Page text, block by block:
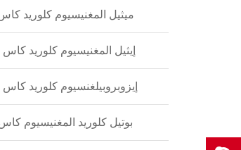
ميثيل المغنيسيوم كلوريد كاس 676-
إيثيل المغنيسيوم كلوريد كاس 2386-64-3
إيزوبروبيلغنسيوم كلوريد كاس 1068-55-9
بوتيل كلوريد المغنيسيوم كاس 693-04-